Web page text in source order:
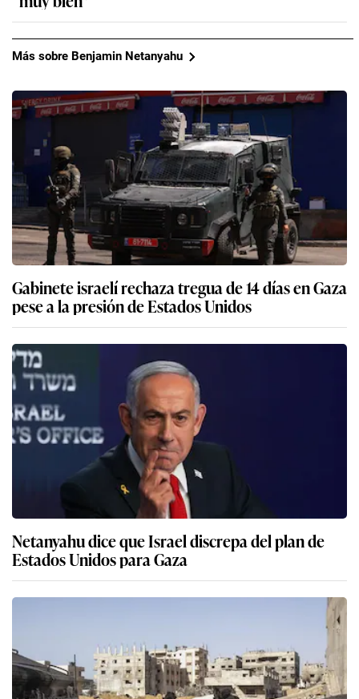
Más sobre Benjamin Netanyahu
Gabinete israelí rechaza tregua de 14 días en Gaza
pese a la presión de Estados Unidos
Netanyahu dice que Israel discrepa del plan de
Estados Unidos para Gaza